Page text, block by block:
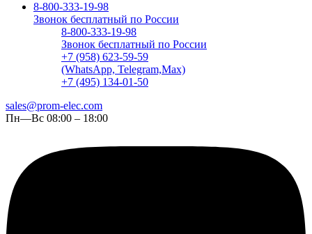
8-800-333-19-98
Звонок бесплатный по России
8-800-333-19-98
Звонок бесплатный по России
+7 (958) 623-59-59
(WhatsApp, Telegram,Max)
+7 (495) 134-01-50
sales@prom-elec.com
Пн—Вс 08:00 – 18:00